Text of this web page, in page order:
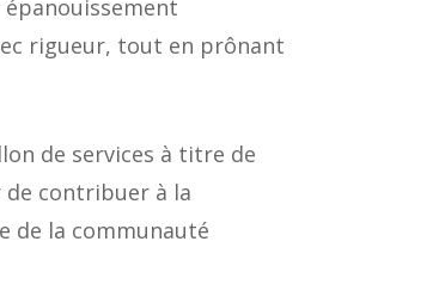
rigueur, tout en prônant
de services à titre de
contribuer à la
de la communauté